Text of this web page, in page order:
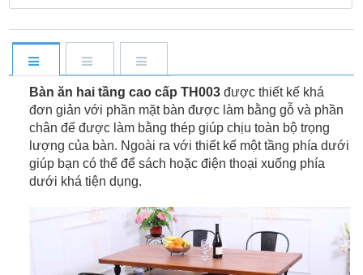
Bàn ăn hai tầng cao cấp TH003 được thiết kế khá
đơn giản với phần mặt bàn được làm bằng gỗ và phần
chân đế được làm bằng thép giúp chịu toàn bộ trọng
lượng của bàn. Ngoài ra với thiết kế một tầng phía dưới
giúp bạn có thể để sách hoặc điện thoại xuống phía
dưới khá tiện dụng.